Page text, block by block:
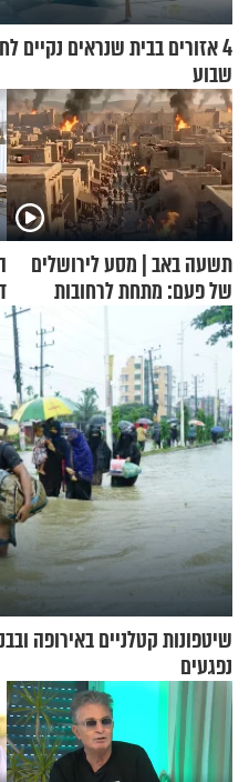
4 אזורים בבית שנראים נקיים
שבוע
תשעה באב | מסע לירושלים
של פעם: מתחת לרחובות
ירושלים
שיטפונות קטלניים באירופה
נפגעים